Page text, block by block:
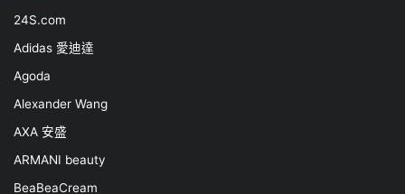
24S.com
Adidas 愛迪達
Agoda
Alexander Wang
AXA 安盛
ARMANI beauty
BeaBeaCream